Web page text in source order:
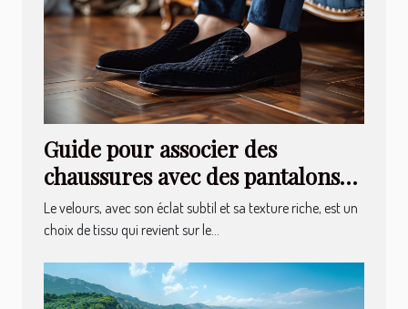
Guide pour associer des
chaussures avec des pantalons
en velours
Le velours, avec son éclat subtil et sa texture riche, est un
choix de tissu qui revient sur le...